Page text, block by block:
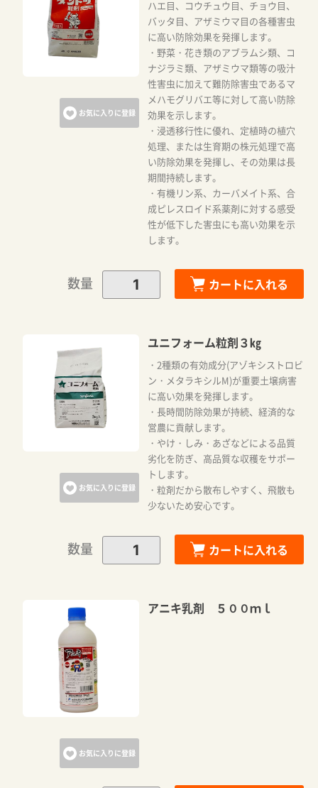
お気に入りに登録
ハエ目、コウチュウ目、チョウ目、
バッタ目、アザミウマ目の各種害虫
に高い防除効果を発揮します。
・野菜・花き類のアブラムシ類、コ
ナジラミ類、アザミウマ類等の吸汁
性害虫に加えて難防除害虫であるマ
メハモグリバエ等に対して高い防除
効果を示します。
・浸透移行性に優れ、定植時の植穴
処理、または生育期の株元処理で高
い防除効果を発揮し、その効果は長
期間持続します。
・有機リン系、カーバメイト系、合
成ピレスロイド系薬剤に対する感受
性が低下した害虫にも高い効果を示
します。
数量 カートに入れる
お気に入りに登録
ユニフォーム粒剤３㎏
・2種類の有効成分(アゾキシストロビ
ン・メタラキシルM)が重要土壌病害
に高い効果を発揮します。
・長時間防除効果が持続、経済的な
営農に貢献します。
・やけ・しみ・あざなどによる品質
劣化を防ぎ、高品質な収穫をサポー
トします。
・粒剤だから散布しやすく、飛散も
少ないため安心です。
数量 カートに入れる
お気に入りに登録
アニキ乳剤 ５００ｍｌ